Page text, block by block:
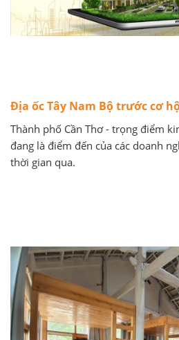
Địa ốc Tây Nam Bộ trước cơ
Thành phố Cần Thơ - trọng điểm
đang là điểm đến của các doanh
thời gian qua.